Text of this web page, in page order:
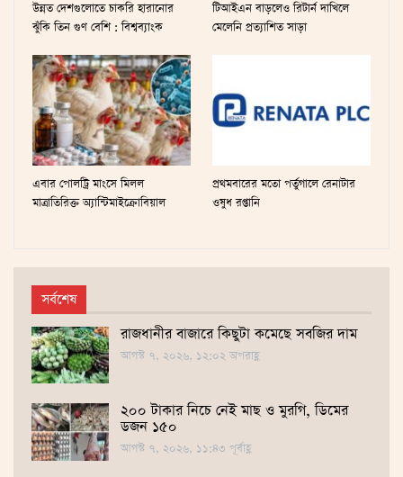
উন্নত দেশগুলোতে চাকরি হারানোর
ঝুঁকি তিন গুণ বেশি : বিশ্বব্যাংক
টিআইএন বাড়লেও রিটার্ন দাখিলে
মেলেনি প্রত্যাশিত সাড়া
এবার পোলট্রি মাংসে মিলল
মাত্রাতিরিক্ত অ্যান্টিমাইক্রোবিয়াল
প্রথমবারের মতো পর্তুগালে রেনাটার
ওষুধ রপ্তানি
সর্বশেষ
রাজধানীর বাজারে কিছুটা কমেছে সবজির দাম
আগস্ট ৭, ২০২৬, ১২:০২ অপরাহ্ণ
২০০ টাকার নিচে নেই মাছ ও মুরগি, ডিমের
ডজন ১৫০
আগস্ট ৭, ২০২৬, ১১:৪৩ পূর্বাহ্ণ